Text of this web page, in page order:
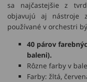
sa najčastejšie z
objavujú aj nástroje
používané v orchestri
40 párov
baleni).
Rôzne farby v
Farby: žltá,